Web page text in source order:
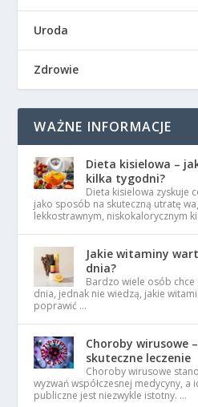
Uroda
Zdrowie
WAŻNE INFORMACJE
Dieta kisielowa –
kilka tygodni?
Dieta kisielowa zyskuje
jako sposób na skuteczną utratę
lekkostrawnym, niskokalorycznym
Jakie witaminy
dnia?
Bardzo wiele osób
dnia, jednak nie wiedzą, jakie
poprawić …
Choroby wirusowe
skuteczne leczenie
Choroby wirusowe
wyzwań współczesnej medycyny, a
publiczne jest niezwykle istotny. …